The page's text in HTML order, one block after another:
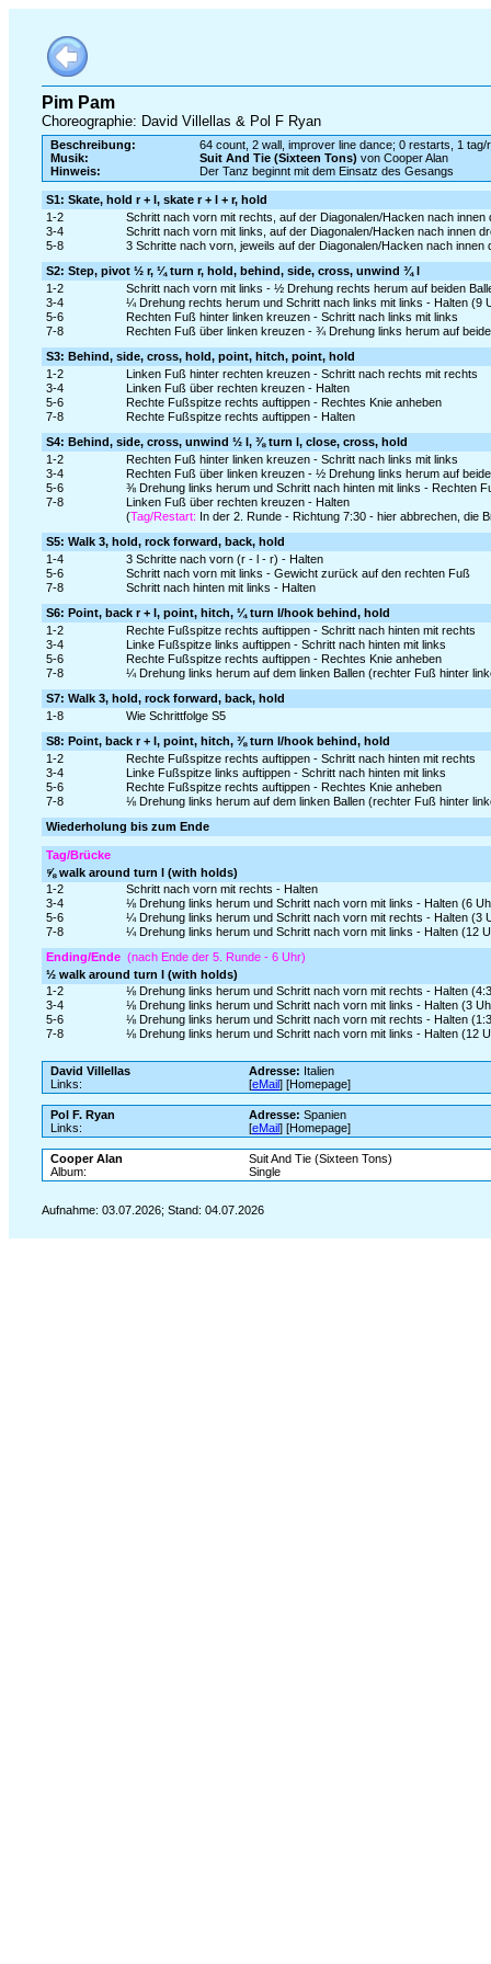
Pim Pam
Choreographie: David Villellas & Pol F Ryan
Beschreibung:
64 count, 2 wall, improver line dance; 0 restarts, 1 tag/
Musik:
Suit And Tie (Sixteen Tons) von Cooper Alan
Hinweis:
Der Tanz beginnt mit dem Einsatz des Gesangs
S1: Skate, hold r + l, skate r + l + r, hold
1-2
Schritt nach vorn mit rechts, auf der Diagonalen/Hacken nach innen
3-4
Schritt nach vorn mit links, auf der Diagonalen/Hacken nach innen
5-8
3 Schritte nach vorn, jeweils auf der Diagonalen/Hacken nach innen
S2: Step, pivot ½ r, ¼ turn r, hold, behind, side, cross, unwind ¾ l
1-2
Schritt nach vorn mit links - ½ Drehung rechts herum auf beiden
3-4
¼ Drehung rechts herum und Schritt nach links mit links - Halten (9
5-6
Rechten Fuß hinter linken kreuzen - Schritt nach links mit links
7-8
Rechten Fuß über linken kreuzen - ¾ Drehung links herum auf
S3: Behind, side, cross, hold, point, hitch, point, hold
1-2
Linken Fuß hinter rechten kreuzen - Schritt nach rechts mit rechts
3-4
Linken Fuß über rechten kreuzen - Halten
5-6
Rechte Fußspitze rechts auftippen - Rechtes Knie anheben
7-8
Rechte Fußspitze rechts auftippen - Halten
S4: Behind, side, cross, unwind ½ l, ⅜ turn l, close, cross, hold
1-2
Rechten Fuß hinter linken kreuzen - Schritt nach links mit links
3-4
Rechten Fuß über linken kreuzen - ½ Drehung links herum auf
5-6
⅜ Drehung links herum und Schritt nach hinten mit links - Rechten
7-8
Linken Fuß über rechten kreuzen - Halten
(Tag/Restart: In der 2. Runde - Richtung 7:30 - hier abbrechen, die
S5: Walk 3, hold, rock forward, back, hold
1-4
3 Schritte nach vorn (r - l - r) - Halten
5-6
Schritt nach vorn mit links - Gewicht zurück auf den rechten Fuß
7-8
Schritt nach hinten mit links - Halten
S6: Point, back r + l, point, hitch, ¼ turn l/hook behind, hold
1-2
Rechte Fußspitze rechts auftippen - Schritt nach hinten mit rechts
3-4
Linke Fußspitze links auftippen - Schritt nach hinten mit links
5-6
Rechte Fußspitze rechts auftippen - Rechtes Knie anheben
7-8
¼ Drehung links herum auf dem linken Ballen (rechter Fuß hinter
S7: Walk 3, hold, rock forward, back, hold
1-8
Wie Schrittfolge S5
S8: Point, back r + l, point, hitch, ⅜ turn l/hook behind, hold
1-2
Rechte Fußspitze rechts auftippen - Schritt nach hinten mit rechts
3-4
Linke Fußspitze links auftippen - Schritt nach hinten mit links
5-6
Rechte Fußspitze rechts auftippen - Rechtes Knie anheben
7-8
⅛ Drehung links herum auf dem linken Ballen (rechter Fuß hinter
Wiederholung bis zum Ende
Tag/Brücke
⅝ walk around turn l (with holds)
1-2
Schritt nach vorn mit rechts - Halten
3-4
⅛ Drehung links herum und Schritt nach vorn mit links - Halten (6
5-6
¼ Drehung links herum und Schritt nach vorn mit rechts - Halten (3
7-8
¼ Drehung links herum und Schritt nach vorn mit links - Halten (12
Ending/Ende (nach Ende der 5. Runde - 6 Uhr)
½ walk around turn l (with holds)
1-2
⅛ Drehung links herum und Schritt nach vorn mit rechts - Halten
3-4
⅛ Drehung links herum und Schritt nach vorn mit links - Halten (3
5-6
⅛ Drehung links herum und Schritt nach vorn mit rechts - Halten
7-8
⅛ Drehung links herum und Schritt nach vorn mit links - Halten (12
David Villellas Adresse: Italien
Links:
[eMail] [Homepage]
Pol F. Ryan Adresse: Spanien
Links:
[eMail] [Homepage]
Cooper Alan
Suit And Tie (Sixteen Tons)
Album:
Single
Aufnahme: 03.07.2026; Stand: 04.07.2026